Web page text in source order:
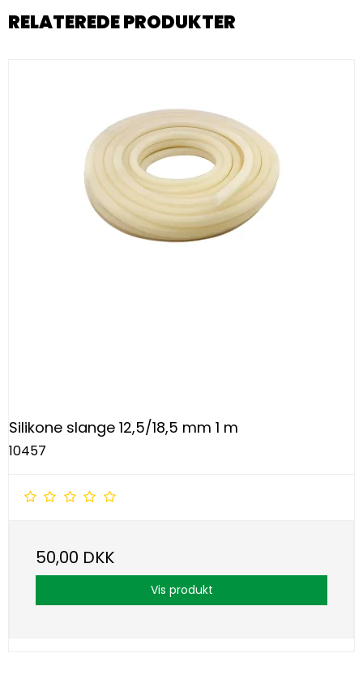
RELATEREDE PRODUKTER
Silikone slange 12,5/18,5 mm 1 m
10457
50,00 DKK
Vis produkt